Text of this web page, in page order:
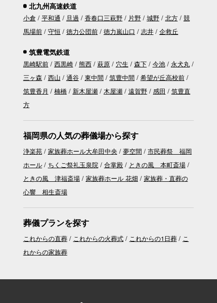
北九州高速鉄道
小倉 平和通 旦過 香春口三萩野 片野 城野 北方
競
馬場前
守恒 徳力公団前 徳力嵐山口 志井 企救丘
筑豊電気鉄道
黒崎駅前 西黒崎 熊西 萩原 穴生 森下 今池
永犬丸
三ヶ森
西山 通谷 東中間 筑豊中間
希望が丘高校前
筑豊香月
楠橋 新木屋瀬 木屋瀬 遠賀野 感田
筑豊直
方
福岡県の人気の葬儀場から探す
浄楽苑 家族葬ホール大牟田中央 夢空間
市民葬祭 福岡
ホール
ちくご祭礼玉泉院 合掌殿
ときの風 本町斎場
ときの風 津福斎場
家族葬ホール 花畑
家族葬・直葬の
心響 相生斎場
葬儀プランを探す
これからの直葬 これからの火葬式 これからの1日葬
こ
れからの家族葬